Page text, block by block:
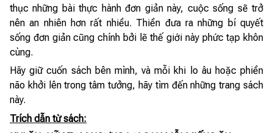
thục những bài thực hành đơn giản này, cuộc sống sẽ trở
nên an nhiên hơn rất nhiều. Thiền đưa ra những bí quyết
sống đơn giản cũng chính bởi lẽ thế giới này phức tạp khôn
cùng.
Hãy giữ cuốn sách bên mình, và mỗi khi lo âu hoặc phiền
não khởi lên trong tâm tưởng, hãy tìm đến những trang sách
này.
Trích dẫn từ sách: